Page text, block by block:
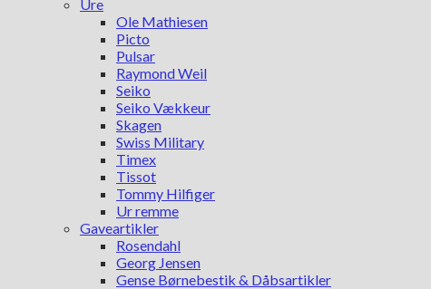
Ure
Ole Mathiesen
Picto
Pulsar
Raymond Weil
Seiko
Seiko Vækkeur
Skagen
Swiss Military
Timex
Tissot
Tommy Hilfiger
Ur remme
Gaveartikler
Rosendahl
Georg Jensen
Gense Børnebestik & Dåbsartikler